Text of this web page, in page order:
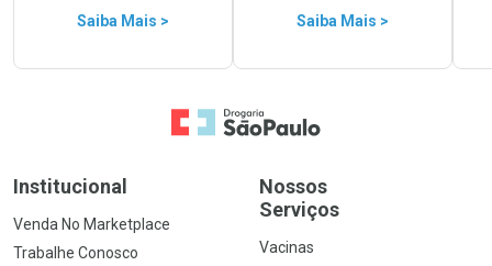
Saiba Mais > Saiba Mais >
Ir para a Home
Institucional
Venda No Marketplace
Trabalhe Conosco
Nossos
Serviços
Vacinas